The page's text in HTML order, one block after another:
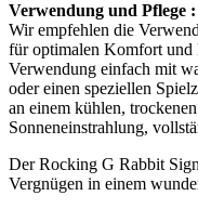
Verwendung und Pflege :
Wir empfehlen die
für optimalen Komfort und
Verwendung einfach mit
oder einen speziellen
an einem kühlen,
Sonneneinstrahlung,
Der Rocking G Rabbit
Vergnügen in einem